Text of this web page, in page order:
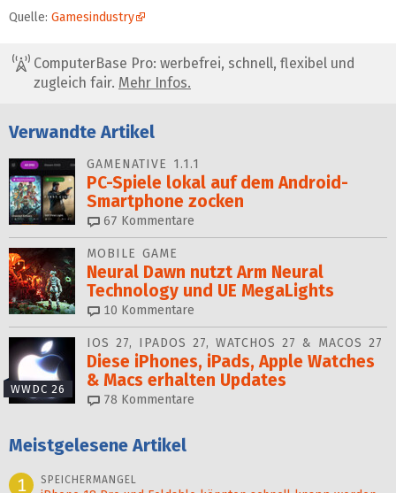
Quelle: Gamesindustry
ComputerBase Pro: werbefrei, schnell, flexibel und
zugleich fair. Mehr Infos.
Verwandte Artikel
GAMENATIVE 1.1.1
PC-Spiele lokal auf dem Android-
Smartphone zocken
67 Kommentare
MOBILE GAME
Neural Dawn nutzt Arm Neural
Technology und UE MegaLights
10 Kommentare
WWDC 26
IOS 27, IPADOS 27, WATCHOS 27 & MACOS 27
Diese iPhones, iPads, Apple Watches
& Macs erhalten Updates
78 Kommentare
Meistgelesene Artikel
1
SPEICHERMANGEL